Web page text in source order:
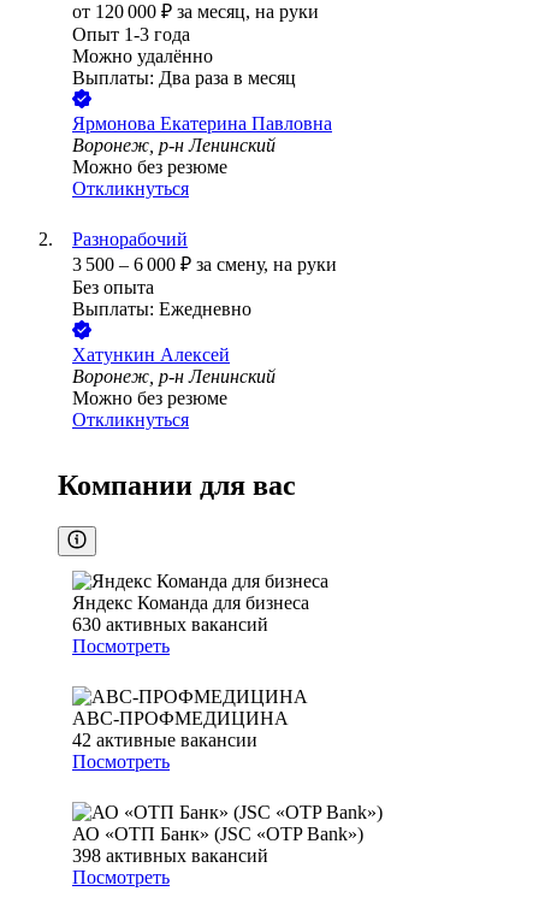
от 120 000 ₽ за месяц, на руки
Опыт 1-3 года
Можно удалённо
Выплаты: Два раза в месяц
Ярмонова Екатерина Павловна
Воронеж, р-н Ленинский
Можно без резюме
Откликнуться
Разнорабочий
3 500 – 6 000 ₽ за смену, на руки
Без опыта
Выплаты: Ежедневно
Хатункин Алексей
Воронеж, р-н Ленинский
Можно без резюме
Откликнуться
Компании для вас
Яндекс Команда для бизнеса
630 активных вакансий
Посмотреть
АВС-ПРОФМЕДИЦИНА
42 активные вакансии
Посмотреть
АО «ОТП Банк» (JSC «OTP Bank»)
398 активных вакансий
Посмотреть